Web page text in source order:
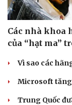
Các nhà khoa
của “hạt ma”
Vì sao các
Microsoft tăng
Trung Quốc